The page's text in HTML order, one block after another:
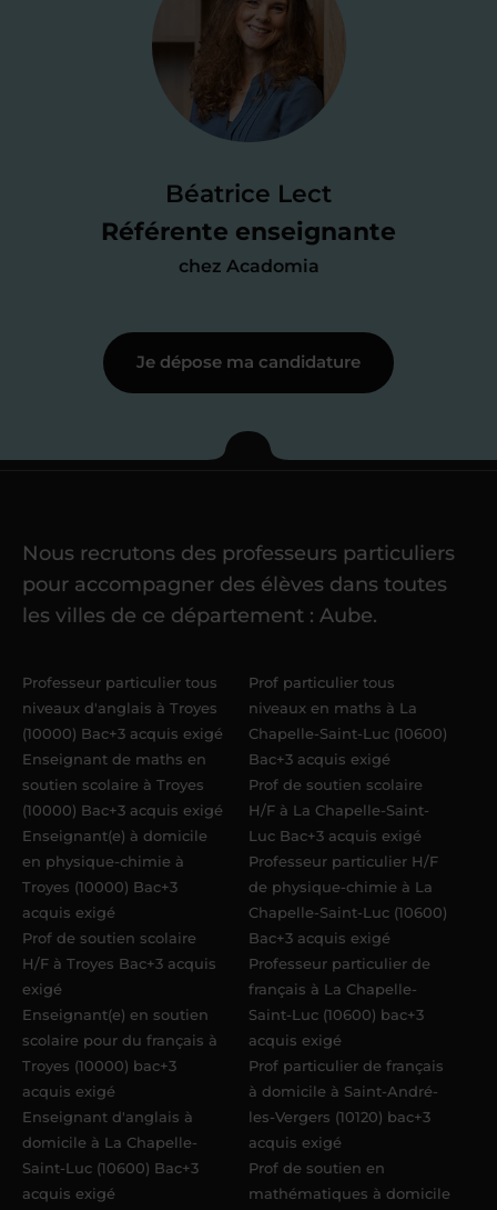
Béatrice Lect
Référente enseignante
chez Acadomia
Je valide ma
candidature
test de 15 minutes
des programmes scolaires(et pouvoir
me mettre à jour au besoin) et
j’échange en direct avec un chargé de
Étape 3
Je commence mes
Une fois ma candidature validée,mon
référent me confie mes premiers
élèves dans un délai de 6 jours
Acadomia.
Je dépose ma candidature
Nous recrutons des professeurs particuliers
pour accompagner des élèves dans toutes
les villes de ce département : Aube.
Professeur particulier tous
niveaux d'anglais à Troyes
(10000) Bac+3 acquis exigé
Enseignant de maths en
soutien scolaire à Troyes
(10000) Bac+3 acquis exigé
Enseignant(e) à domicile
en physique-chimie à
Troyes (10000) Bac+3
acquis exigé
Prof de soutien scolaire
H/F à Troyes Bac+3 acquis
exigé
Enseignant(e) en soutien
scolaire pour du français à
Troyes (10000) bac+3
acquis exigé
Enseignant d'anglais à
domicile à La Chapelle-
Saint-Luc (10600) Bac+3
acquis exigé
Prof particulier tous
niveaux en maths à La
Chapelle-Saint-Luc (10600)
Bac+3 acquis exigé
Prof de soutien scolaire
H/F à La Chapelle-Saint-
Luc Bac+3 acquis exigé
Professeur particulier H/F
de physique-chimie à La
Chapelle-Saint-Luc (10600)
Bac+3 acquis exigé
Professeur particulier de
français à La Chapelle-
Saint-Luc (10600) bac+3
acquis exigé
Prof particulier de français
à domicile à Saint-André-
les-Vergers (10120) bac+3
acquis exigé
Prof de soutien en
mathématiques à domicile